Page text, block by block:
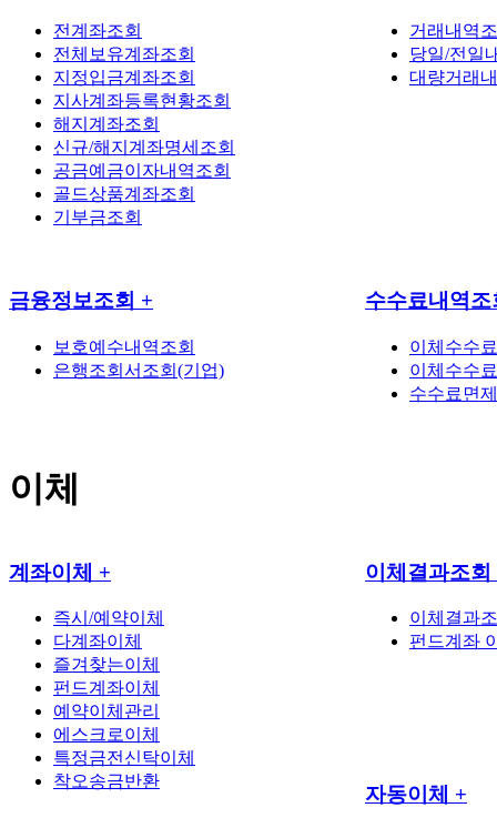
전계좌조회
전체보유계좌조회
지정입금계좌조회
지사계좌등록현황조회
해지계좌조회
신규/해지계좌명세조회
공금예금이자내역조회
골드상품계좌조회
기부금조회
거래내역
당일/전일
대량거래
금융정보조회 +
보호예수내역조회
은행조회서조회(기업)
수수료내역
이체수수
이체수수
수수료면
이체
계좌이체 +
즉시/예약이체
다계좌이체
즐겨찾는이체
펀드계좌이체
예약이체관리
에스크로이체
특정금전신탁이체
착오송금반환
이체결과조회
이체결과
펀드계좌
자동이체 +